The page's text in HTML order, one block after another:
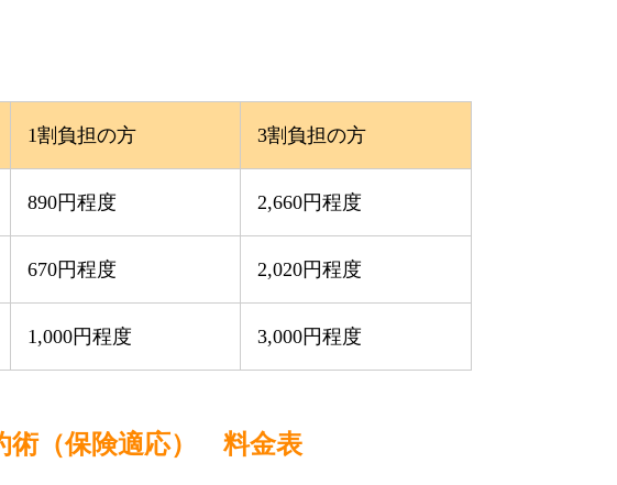
1割負担の方 3割負担の方
890円程度 2,660円程度
670円程度 2,020円程度
1,000円程度 3,000円程度
術（保険適応） 料金表